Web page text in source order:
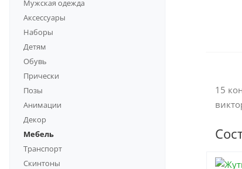
Мужская одежда
Аксессуары
Наборы
Детям
Обувь
Прически
Позы
Анимации
Декор
Мебель
Транспорт
Скинтоны
15